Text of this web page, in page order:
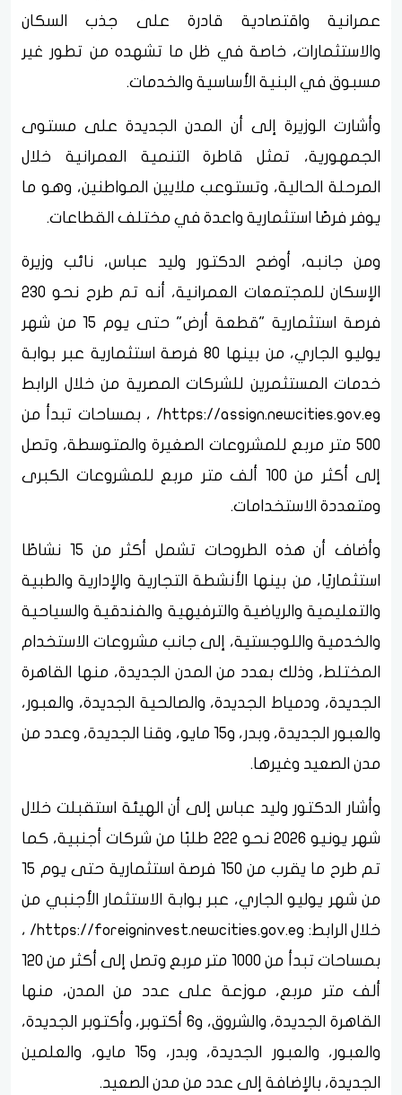
عمرانية واقتصادية قادرة على جذب السكان
والاستثمارات، خاصة في ظل ما تشهده من تطور غير
مسبوق في البنية الأساسية والخدمات.
وأشارت الوزيرة إلى أن المدن الجديدة على مستوى
الجمهورية، تمثل قاطرة التنمية العمرانية خلال
المرحلة الحالية، وتستوعب ملايين المواطنين، وهو ما
يوفر فرصًا استثمارية واعدة في مختلف القطاعات.
ومن جانبه، أوضح الدكتور وليد عباس، نائب وزيرة
الإسكان للمجتمعات العمرانية، أنه تم طرح نحو 230
فرصة استثمارية "قطعة أرض" حتى يوم 15 من شهر
يوليو الجاري، من بينها 80 فرصة استثمارية عبر بوابة
خدمات المستثمرين للشركات المصرية من خلال الرابط
https://assign.newcities.gov.eg/ ، بمساحات تبدأ من
500 متر مربع للمشروعات الصغيرة والمتوسطة، وتصل
إلى أكثر من 100 ألف متر مربع للمشروعات الكبرى
ومتعددة الاستخدامات.
وأضاف أن هذه الطروحات تشمل أكثر من 15 نشاطًا
استثماريًا، من بينها الأنشطة التجارية والإدارية والطبية
والتعليمية والرياضية والترفيهية والفندقية والسياحية
والخدمية واللوجستية، إلى جانب مشروعات الاستخدام
المختلط، وذلك بعدد من المدن الجديدة، منها القاهرة
الجديدة، ودمياط الجديدة، والصالحية الجديدة، والعبور،
والعبور الجديدة، وبدر، و15 مايو، وقنا الجديدة، وعدد من
مدن الصعيد وغيرها.
وأشار الدكتور وليد عباس إلى أن الهيئة استقبلت خلال
شهر يونيو 2026 نحو 222 طلبًا من شركات أجنبية، كما
تم طرح ما يقرب من 150 فرصة استثمارية حتى يوم 15
من شهر يوليو الجاري، عبر بوابة الاستثمار الأجنبي من
خلال الرابط: https://foreigninvest.newcities.gov.eg/ ،
بمساحات تبدأ من 1000 متر مربع وتصل إلى أكثر من 120
ألف متر مربع، موزعة على عدد من المدن، منها
القاهرة الجديدة، والشروق، و6 أكتوبر، وأكتوبر الجديدة،
والعبور، والعبور الجديدة، وبدر، و15 مايو، والعلمين
الجديدة، بالإضافة إلى عدد من مدن الصعيد.